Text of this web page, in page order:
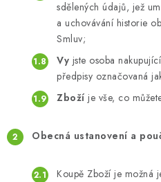
sdělených údajů, jež
a uchovávání historie
Smluv;
Vy jste osoba
předpisy označovaná
Zboží je vše, co
Obecná ustanovení a
Koupě Zboží je možná